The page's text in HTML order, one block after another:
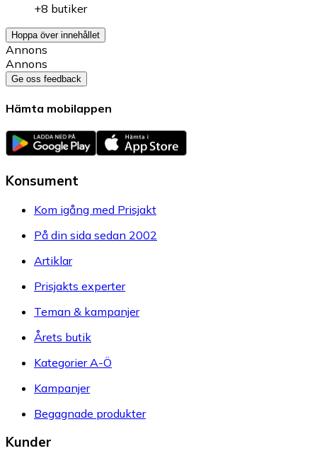
+8 butiker
Hoppa över innehållet
Annons
Annons
Ge oss feedback
Hämta mobilappen
Konsument
Kom igång med Prisjakt
På din sida sedan 2002
Artiklar
Prisjakts experter
Teman & kampanjer
Årets butik
Kategorier A-Ö
Kampanjer
Begagnade produkter
Kunder